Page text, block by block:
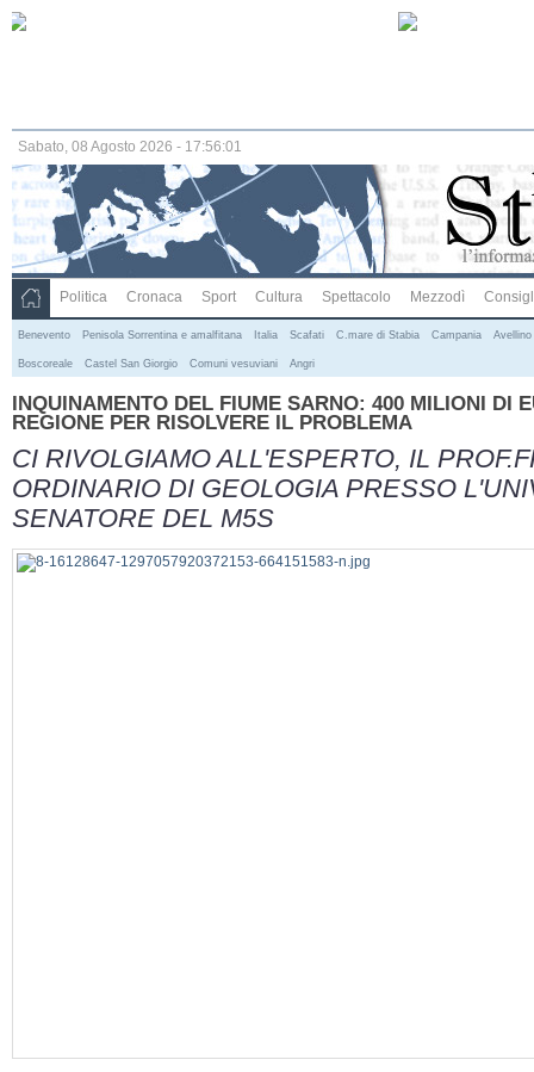
Sabato, 08 Agosto 2026 - 17:56:01
Politica Cronaca Sport Cultura Spettacolo Mezzodì
Benevento Penisola Sorrentina e amalfitana Italia Scafati C.mare di Stabia Campania Avellino
Boscoreale Castel San Giorgio Comuni vesuviani Angri
INQUINAMENTO DEL FIUME SARNO: 400 MILIONI DI
REGIONE PER RISOLVERE IL PROBLEMA
CI RIVOLGIAMO ALL'ESPERTO, IL
ORDINARIO DI GEOLOGIA PRESSO
SENATORE DEL M5S